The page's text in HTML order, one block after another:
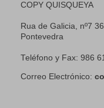
COPY QUISQUEYA
Rua de Galicia, nº7
Pontevedra
Teléfono y Fax: 986
Correo Electrónico: